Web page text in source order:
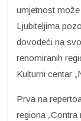
umjetnost
Ljubiteljima
dovodeći na
renomiranih
Kulturni centar
Prva na
regiona